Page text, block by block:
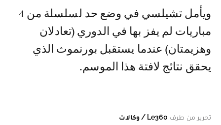
ويأمل تشيلسي في وضع حد لسلسلة من 4
مباريات لم يفز بها في الدوري (تعادلان
وهزيمتان) عندما يستقبل بورنموث الذي
يحقق نتائج لافتة هذا الموسم.
تحرير من طرف Le360 / وكالات